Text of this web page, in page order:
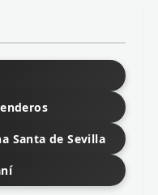
Santa de Sevilla